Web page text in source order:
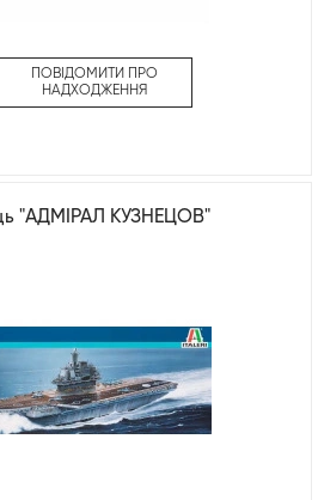
ПОВІДОМИТИ ПРО
НАДХОДЖЕННЯ
"АДМІРАЛ КУЗНЕЦОВ"